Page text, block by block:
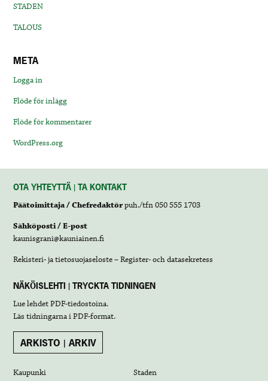
STADEN
TALOUS
META
Logga in
Flöde för inlägg
Flöde för kommentarer
WordPress.org
OTA YHTEYTTÄ | TA KONTAKT
Päätoimittaja / Chefredaktörpuh./tfn 050 555 1703
Sähköposti / E-post
kaunisgrani@kauniainen.fi
Rekisteri- ja tietosuojaseloste – Register- och datasekretess
NÄKÖISLEHTI | TRYCKTA TIDNINGEN
Lue lehdetPDF-tiedostoina.
Läs tidningarna iPDF-format.
ARKISTO | ARKIV
Kaupunki
Staden